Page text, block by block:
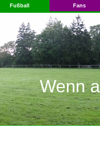
Wenn
Fußball Fans